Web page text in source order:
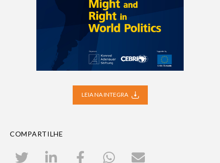
LEIA NA INTEGRA
COMPARTILHE